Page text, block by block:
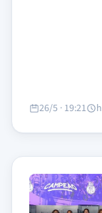
26/5 · 19:21